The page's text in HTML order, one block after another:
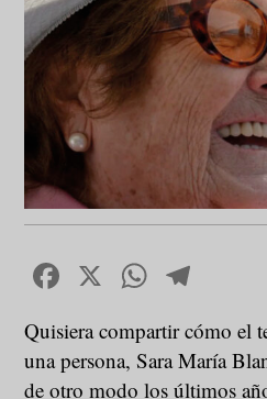
Facebook
X
Quisiera compartir cómo el
una persona, Sara María
de otro modo los últimos